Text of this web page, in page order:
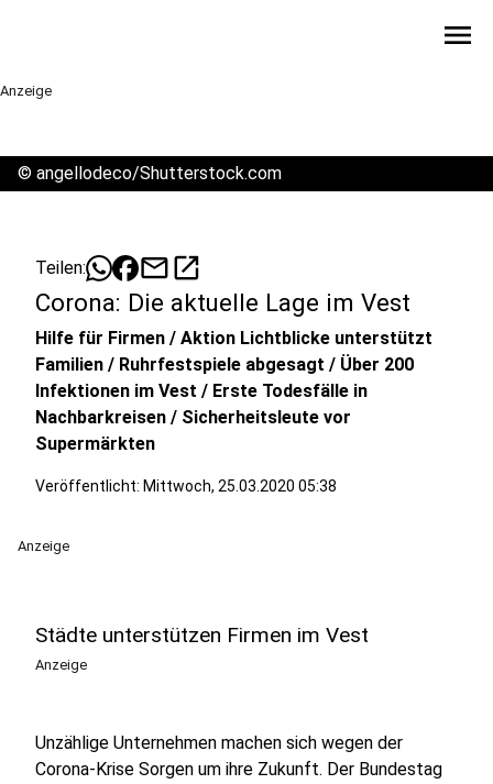
menu
Anzeige
© angellodeco/Shutterstock.com
Teilen: mailopen_in_new
Corona: Die aktuelle Lage im Vest
Hilfe für Firmen / Aktion Lichtblicke unterstützt
Familien / Ruhrfestspiele abgesagt / Über 200
Infektionen im Vest / Erste Todesfälle in
Nachbarkreisen / Sicherheitsleute vor
Supermärkten
Veröffentlicht: Mittwoch, 25.03.2020 05:38
Anzeige
Städte unterstützen Firmen im Vest
Anzeige
Unzählige Unternehmen machen sich wegen der
Corona-Krise Sorgen um ihre Zukunft. Der Bundestag